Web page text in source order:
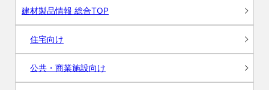
建材製品情報 総合TOP
住宅向け
公共・商業施設向け